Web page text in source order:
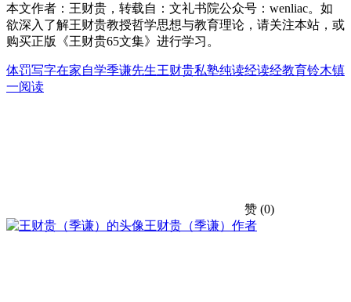
本文作者：王财贵，转载自：文礼书院公众号：wenliac。如
欲深入了解王财贵教授哲学思想与教育理论，请关注本站，或
购买正版《王财贵65文集》进行学习。
体罚写字在家自学季谦先生王财贵私塾纯读经读经教育铃木镇
一阅读
赞 (0)
王财贵（季谦） 作者